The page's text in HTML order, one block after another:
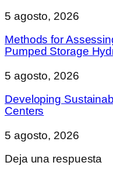
5 agosto, 2026
Methods for
Pumped Storage
5 agosto, 2026
Developing
Centers
5 agosto, 2026
Deja una respuesta